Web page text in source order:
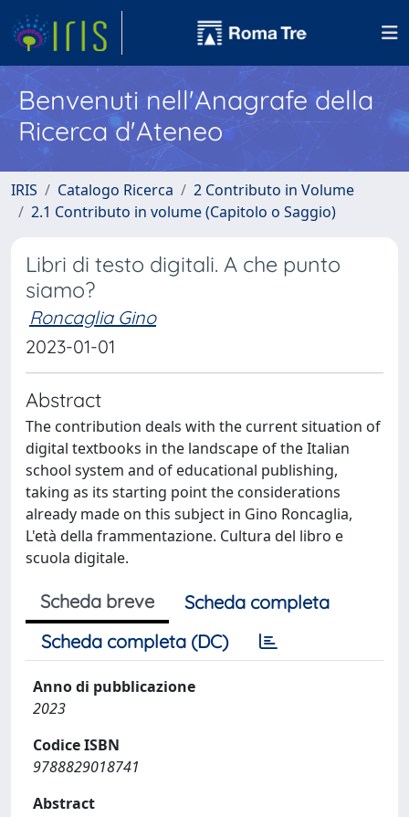
Benvenuti nell'Anagrafe della
Ricerca d'Ateneo
IRIS Catalogo Ricerca
2 Contributo in Volume
2.1 Contributo in volume (Capitolo o Saggio)
Libri di testo digitali. A che punto
siamo?
Roncaglia Gino
2023-01-01
Abstract
The contribution deals with the current situation of
digital textbooks in the landscape of the Italian
school system and of educational publishing,
taking as its starting point the considerations
already made on this subject in Gino Roncaglia,
L'età della frammentazione. Cultura del libro e
scuola digitale.
Scheda breve
Scheda completa
Scheda completa (DC)
Anno di pubblicazione
2023
Codice ISBN
9788829018741
Abstract